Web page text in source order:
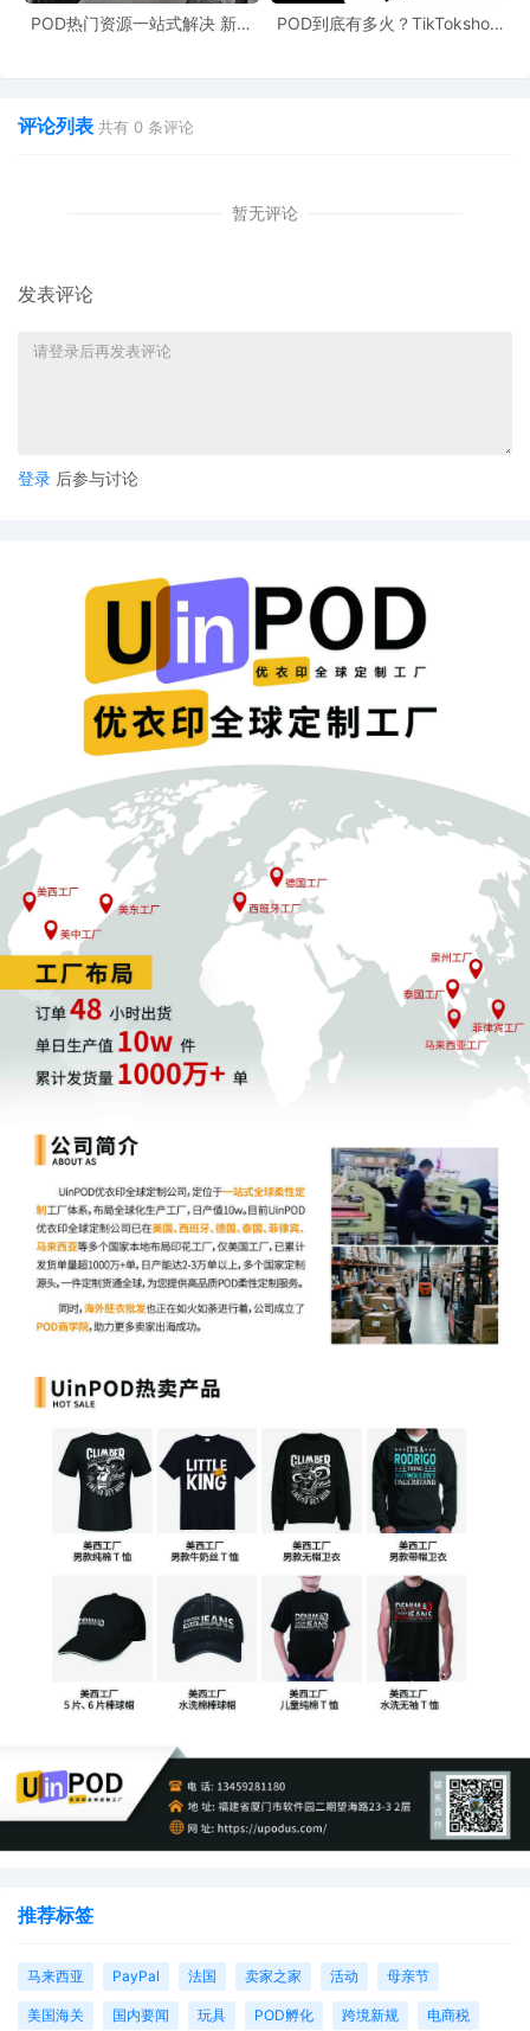
品，烤箱、微波炉等厨房小家电都要重点排查。
5. **其他钢铁衍生品**：螺丝、螺栓、铆钉等看似不起眼的小商
为“世界工厂”，中国出口的商品品类与此次扩展的范围高度重合，我
关键解读如下：
1. **产品碳排放量**：由出口商提供经核查的实际数据。若无法提
供，欧盟将采用一个行业平均基准的高“默认值”计算，成本会更
高。
2. **免费配额**：为保护欧盟本土产业，欧盟会给其企业一定的免
费排放额度，进口产品同样享受此减免。但此免费配额将从2026年
起逐步减少，到2034年完全取消。
3. **欧盟碳价**：与欧盟碳交易市场（EU ETS）每周的平均价格挂
4. **已支付成本**：如产品在中国已纳入碳市场并支付了碳成本，
这部分可进行抵扣，避免双重征税。
无论哪种方式，对跨境卖家而言都意味着高碳 = 高成本。碳关税将
直接叠加到采购成本和物流成本上，利润将被压缩，尤其对低毛利
建议各位卖家朋友们尽快从以下几个方面着手自查：
1. **立即自查产品线**：马上盘点在售和待开发产品，特别是汽车
是否属于高风险范围。
2. **重塑“绿色”供应链**：积极与上游工厂沟通，了解其生产工艺的
POD热门资源一站式解决 新手
POD到底有多火？TikTokshop
评论列表 共有 0 条评论
暂无评论
发表评论
登录 后参与讨论
推荐标签
马来西亚 PayPal 法国 卖家之家 活动 母亲节
美国海关 国内要闻 玩具 POD孵化 跨境新规 电商税